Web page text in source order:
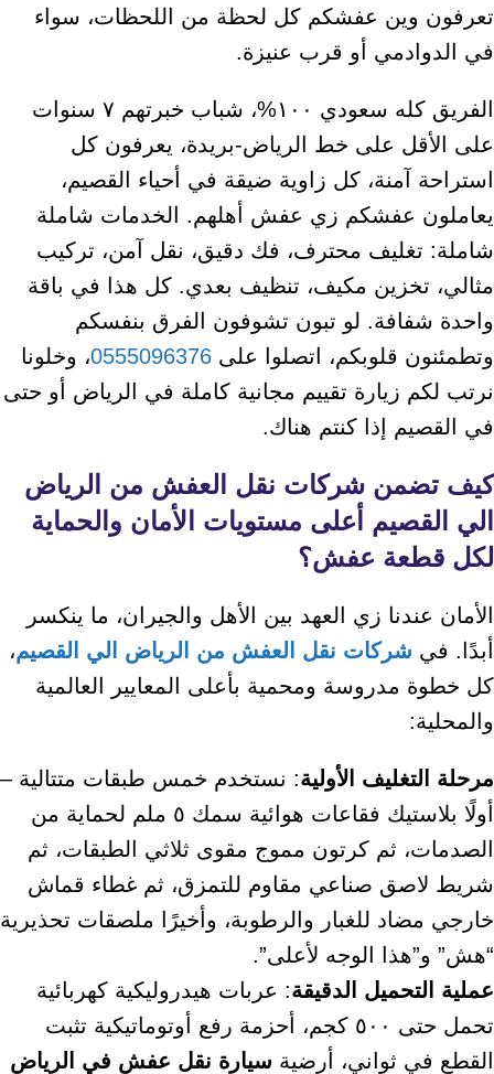
تعرفون وين عفشكم كل لحظة من اللحظات، سواء
في الدوادمي أو قرب عنيزة.
الفريق كله سعودي ١٠٠%، شباب خبرتهم ٧ سنوات
على الأقل على خط الرياض-بريدة، يعرفون كل
استراحة آمنة، كل زاوية ضيقة في أحياء القصيم،
يعاملون عفشكم زي عفش أهلهم. الخدمات شاملة
شاملة: تغليف محترف، فك دقيق، نقل آمن، تركيب
مثالي، تخزين مكيف، تنظيف بعدي. كل هذا في باقة
واحدة شفافة. لو تبون تشوفون الفرق بنفسكم
وتطمئنون قلوبكم، اتصلوا على 0555096376، وخلونا
نرتب لكم زيارة تقييم مجانية كاملة في الرياض أو حتى
في القصيم إذا كنتم هناك.
كيف تضمن شركات نقل العفش من الرياض
الي القصيم أعلى مستويات الأمان والحماية
لكل قطعة عفش؟
الأمان عندنا زي العهد بين الأهل والجيران، ما ينكسر
أبدًا. في شركات نقل العفش من الرياض الي القصيم،
كل خطوة مدروسة ومحمية بأعلى المعايير العالمية
والمحلية:
مرحلة التغليف الأولية: نستخدم خمس طبقات متتالية –
أولًا بلاستيك فقاعات هوائية سمك ٥ ملم لحماية من
الصدمات، ثم كرتون مموج مقوى ثلاثي الطبقات، ثم
شريط لاصق صناعي مقاوم للتمزق، ثم غطاء قماش
خارجي مضاد للغبار والرطوبة، وأخيرًا ملصقات تحذيرية
“هش” و”هذا الوجه لأعلى”.
عملية التحميل الدقيقة: عربات هيدروليكية كهربائية
تحمل حتى ٥٠٠ كجم، أحزمة رفع أوتوماتيكية تثبت
القطع في ثواني، أرضية سيارة نقل عفش في الرياض